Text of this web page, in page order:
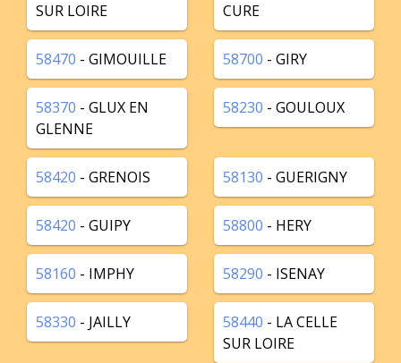
SUR LOIRE
CURE
58470 - GIMOUILLE 58700 - GIRY
58370 - GLUX EN
GLENNE
58230 - GOULOUX
58420 - GRENOIS 58130 - GUERIGNY
58420 - GUIPY 58800 - HERY
58160 - IMPHY 58290 - ISENAY
58330 - JAILLY 58440 - LA CELLE
SUR LOIRE